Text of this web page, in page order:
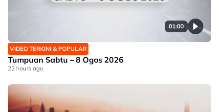
01:00
VIDEO TERKINI & POPULAR
Tumpuan Sabtu – 8 Ogos 2026
22 hours ago